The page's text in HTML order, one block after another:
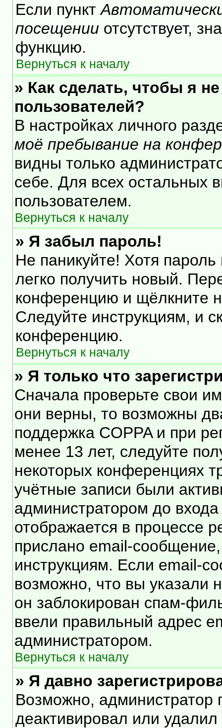
Если пункт
посещении отсутствует,
функцию.
Вернуться к началу
» Как сделать, чтобы я
пользователей?
В настройках личного
моё пребывание на
видны только
себе. Для всех остальных
пользователем.
Вернуться к началу
» Я забыл пароль!
Не паникуйте! Хотя
легко получить новый.
конференцию и щёлкните
Следуйте инструкциям, и
конференцию.
Вернуться к началу
» Я только что
Сначала проверьте свои
они верны, то возможны
поддержка COPPA и при
менее 13 лет, следуйте
некоторых конференциях
учётные записи были
администратором до
отображается в процессе
прислано email-
инструкциям. Если email-
возможно, что вы указали
он заблокирован спам-
ввели правильный адрес
администратором.
Вернуться к началу
» Я давно
Возможно, администратор
деактивировал или